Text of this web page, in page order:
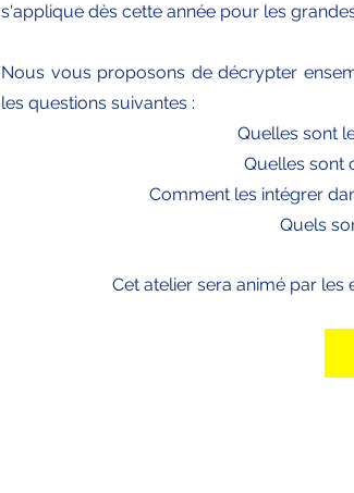
s'applique dès cette année pour les
Nous vous proposons de décrypter
les questions suivantes :​​​​
​​Quelles sont
Quelles sont
Comment les intégrer
Quels
Cet atelier sera animé par les